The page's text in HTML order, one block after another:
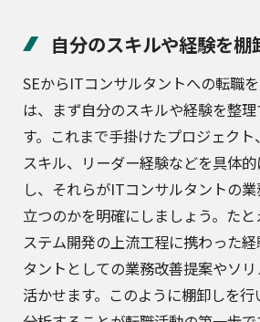
自分のスキルや経験を棚
SEからITコンサルタントへの転職
は、まず自分のスキルや経験を整
す。これまで手掛けたプロジェク
スキル、リーダー経験などを具体
し、それらがITコンサルタントの
立つのかを明確にしましょう。た
ステム開発の上流工程に携わった
タントとしての業務改善提案やソ
活かせます。このように棚卸しを